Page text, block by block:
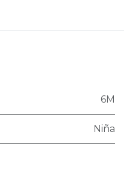
6M
Niña